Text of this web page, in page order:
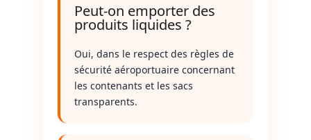
Peut-on emporter des
produits liquides ?
Oui, dans le respect des règles de
sécurité aéroportuaire concernant
les contenants et les sacs
transparents.